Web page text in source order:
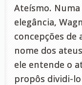
Ateísmo.
elegância,
concepções de
nome dos
ele entende o
propôs dividi-